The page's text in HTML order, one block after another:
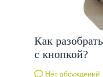
Как
с кнопкой?
Нет обсуждений